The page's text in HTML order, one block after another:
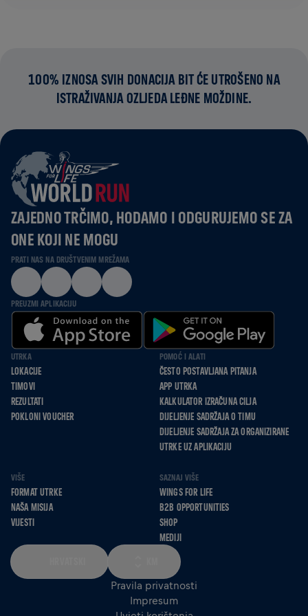
100% IZNOSA SVIH DONACIJA BIT ĆE UTROŠENO NA
ISTRAŽIVANJA OZLJEDA LEĐNE MOŽDINE.
ZAJEDNO TRČIMO, HODAMO I ODGURUJEMO SE ZA
ONE KOJI NE MOGU
PRATI NAS NA DRUŠTVENIM MREŽAMA
PREUZMI APLIKACIJU
UTRKA
LOKACIJE
TIMOVI
REZULTATI
POKLONI VOUCHER
POMOĆ I ALATI
ČESTO POSTAVLJANA PITANJA
APP UTRKA
KALKULATOR IZRAČUNA CILJA
DIJELJENJE SADRŽAJA O TIMU
DIJELJENJE SADRŽAJA ZA ORGANIZIRANE
UTRKE UZ APLIKACIJU
VIŠE
FORMAT UTRKE
NAŠA MISIJA
VIJESTI
SAZNAJ VIŠE
WINGS FOR LIFE
B2B OPPORTUNITIES
SHOP
MEDIJI
Pravila privatnosti
Impresum